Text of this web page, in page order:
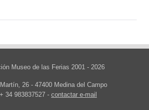
Museo de las Ferias 2001 - 2026
26 - 47400 Medina del Campo
34 983837527 - contactar e-mail